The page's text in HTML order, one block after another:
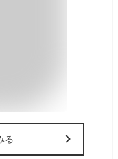
る